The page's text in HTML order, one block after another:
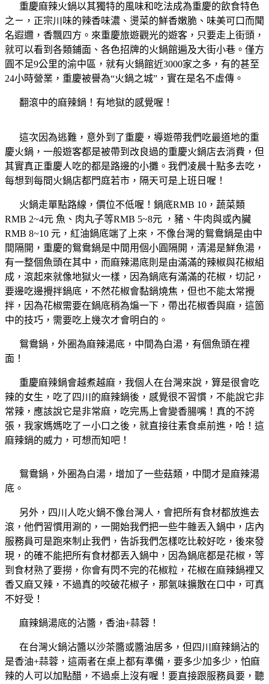
重慶麻辣火鍋以其獨特的風味和吃法成為重慶的飲食特色
之ㄧ，正宗川味的辣香味濃、燙菜的鮮香嫩脆、味美可口而聞
名遐邇，香飄四方。來重慶旅遊觀光的遊客，只要走上街頭，
就可以看到各類鋪面、各色招牌的火鍋館遍及大街小巷。僅方
圓不足9公里的渝中區，就有火鍋館近3000家之多，有的甚至
24小時營業，重慶被譽為“火鍋之城”，實在是名不虛傳。
翻滾中的麻辣鍋！有地獄的感覺喔！
這次因為逃難，意外到了重慶，導遊帶我們吃最道地的重
慶火鍋，一般遊客都是被帶到改良過的重慶火鍋店去消費，但
其實真正重慶人吃的都是路邊的小攤。我們凌晨十點多去吃，
每想到每間火鍋店都門庭若市，隔天可是上班日喔！
火鍋走單點路線，價位不低喔！鍋底RMB 10，蔬菜類
RMB 2~4元 魚、肉丸子等RMB 5~8元 ，豬、牛肉與或內臟
RMB 8~10 元，紅油鍋底端了上來，不像台灣的鴛鴦鍋是由中
間隔開，重慶的鴛鴦鍋是中間用個小圓隔開，清湯是鮮魚湯，
有一整個魚頭在其中，而麻辣湯底則是由滿滿的辣椒與花椒組
成，滾起來就像地獄火一樣，因為鍋底有滿滿的花椒，切記，
要邊吃邊攪拌鍋底，不然花椒會黏鍋燒焦，但也不能太常攪
拌，因為花椒需要在鍋底稍為煸一下，帶出花椒香與麻，這箇
中的技巧，需要吃上幾次才會明白的。
鴛鴦鍋，外圈為麻辣湯底，中間為白湯，有個魚頭在裡
面！
重慶麻辣鍋會越煮越麻，我個人在台灣來說，算是很會吃
辣的女生，吃了四川的麻辣鍋後，感覺很不習慣，不能說它非
常辣，應該說它是非常麻，吃完馬上會變香腸嘴！真的不誇
張，我家媽媽吃了ㄧ小口之後，就直接往素食桌前進，哈！這
麻辣鍋的威力，可想而知吧！
鴛鴦鍋，外圈為白湯，增加了一些菇類，中間才是麻辣湯
底。
另外，四川人吃火鍋不像台灣人，會把所有食材都放進去
滾，他們習慣用涮的，一開始我們把一些牛雜丟入鍋中，店內
服務員可是跑來制止我們，告訴我們怎樣吃比較好吃，後來發
現，的確不能把所有食材都丟入鍋中，因為鍋底都是花椒，等
到食材熟了要撈，你會有閃不完的花椒粒，花椒在麻辣鍋裡又
香又麻又辣，不過真的咬破花椒子，那氣味擴散在口中，可真
不好受！
麻辣鍋湯底的沾醬，香油+蒜蓉！
在台灣火鍋沾醬以沙茶醬或醬油居多，但四川麻辣鍋沾的
是香油+蒜蓉，這兩者在桌上都有準備，要多少加多少，怕麻
辣的人可以加點醋，不過桌上沒有喔！要直接跟服務員要，聽